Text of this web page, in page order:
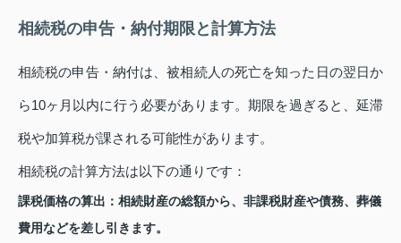
相続税の申告・納付期限と計算方法
相続税の申告・納付は、被相続人の死亡を知った日の翌日か
ら10ヶ月以内に行う必要があります。期限を過ぎると、延滞
税や加算税が課される可能性があります。
相続税の計算方法は以下の通りです：
課税価格の算出：相続財産の総額から、非課税財産や債務、葬儀
費用などを差し引きます。